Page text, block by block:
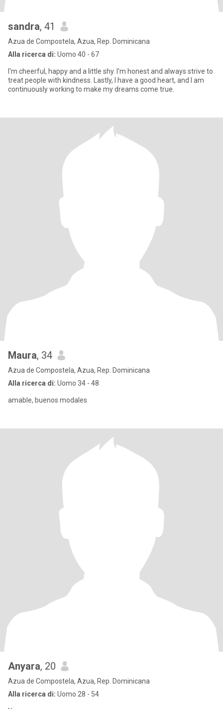
sandra, 41
Azua de Compostela, Azua, Rep. Dominicana
Alla ricerca di: Uomo 40 - 67
I'm cheerful, happy and a little shy. I'm honest and always strive to
treat people with kindness. Lastly, I have a good heart, and I am
continuously working to make my dreams come true.
Maura, 34
Azua de Compostela, Azua, Rep. Dominicana
Alla ricerca di: Uomo 34 - 48
amable, buenos modales
Anyara, 20
Azua de Compostela, Azua, Rep. Dominicana
Alla ricerca di: Uomo 28 - 54